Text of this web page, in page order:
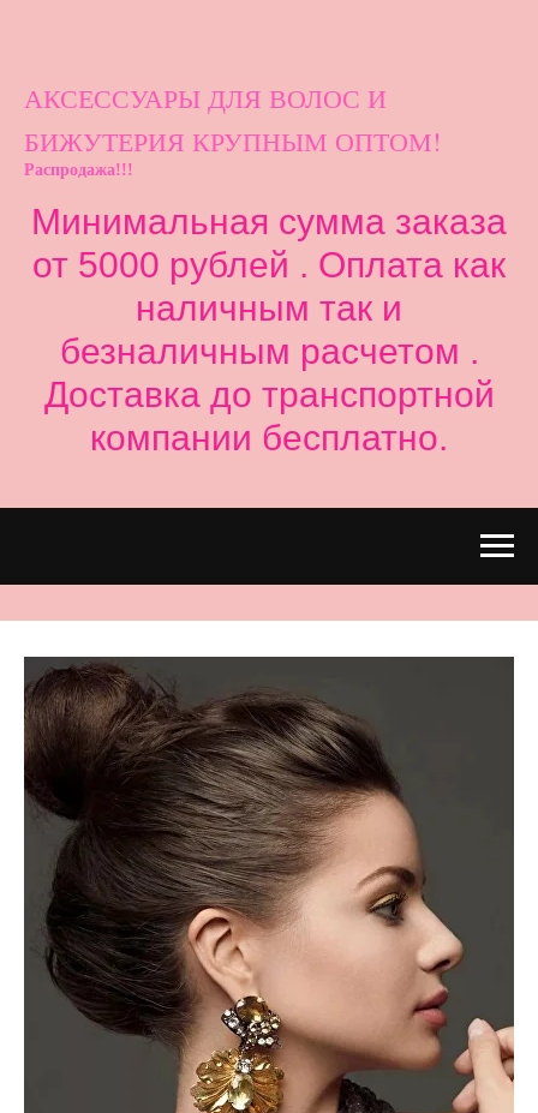
АКСЕССУАРЫ ДЛЯ ВОЛОС И
БИЖУТЕРИЯ КРУПНЫМ ОПТОМ!
Распродажа!!!
Минимальная сумма заказа
от 5000 рублей . Оплата как
наличным так и
безналичным расчетом .
Доставка до транспортной
компании бесплатно.